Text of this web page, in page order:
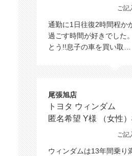
ご記
通勤に1日往復2時間程か
過ごす時間が好きでした
とう!!息子の車を買い取…
尾張旭店
トヨタ ウィンダム
匿名希望 Y様 （女性
ご記
ウィンダムは13年間乗り